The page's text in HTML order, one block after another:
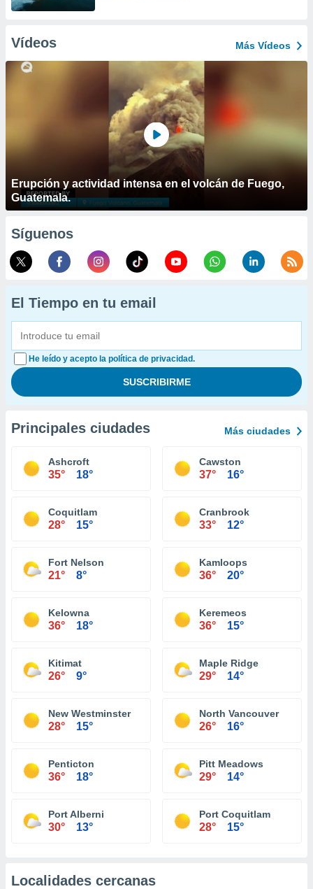
Vídeos Más Vídeos
Erupción y actividad intensa en el volcán de Fuego,
Guatemala.
Síguenos
El Tiempo en tu email
He leído y acepto la política de privacidad.
Principales ciudades Más ciudades
Ashcroft
35° 18°
Cawston
37° 16°
Coquitlam
28° 15°
Cranbrook
33° 12°
Fort Nelson
21° 8°
Kamloops
36° 20°
Kelowna
36° 18°
Keremeos
36° 15°
Kitimat
26° 9°
Maple Ridge
29° 14°
New Westminster
28° 15°
North Vancouver
26° 16°
Penticton
36° 18°
Pitt Meadows
29° 14°
Port Alberni
30° 13°
Port Coquitlam
28° 15°
Localidades cercanas